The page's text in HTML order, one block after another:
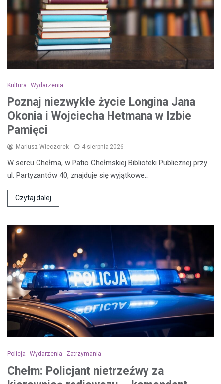
Kultura Wydarzenia
Poznaj niezwykłe życie Longina Jana
Okonia i Wojciecha Hetmana w Izbie
Pamięci
Mariusz Wieczorek 4 sierpnia 2026
W sercu Chełma, w Patio Chełmskiej Biblioteki Publicznej przy
ul. Partyzantów 40, znajduje się wyjątkowe…
Czytaj dalej
Policja Wydarzenia Zatrzymania
Chełm: Policjant nietrzeźwy za